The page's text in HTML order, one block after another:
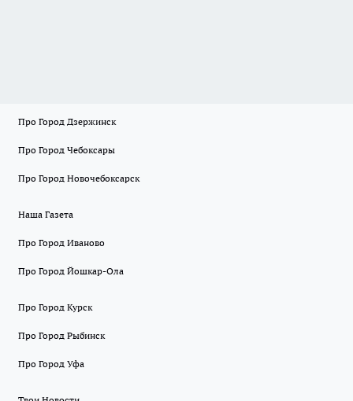
Про Город Дзержинск
Про Город Чебоксары
Про Город Новочебоксарск
Наша Газета
Про Город Иваново
Про Город Йошкар-Ола
Про Город Курск
Про Город Рыбинск
Про Город Уфа